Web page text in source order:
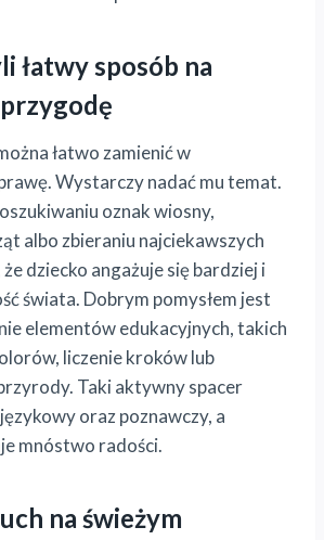
łatwy sposób na
łatwo zamienić w
Wystarczy nadać mu temat.
oznak wiosny,
albo zbieraniu najciekawszych
dziecko angażuje się bardziej i
świata. Dobrym pomysłem jest
elementów edukacyjnych, takich
liczenie kroków lub
Taki aktywny spacer
oraz poznawczy, a
mnóstwo radości.
na świeżym